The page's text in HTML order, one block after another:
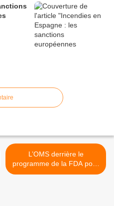
L’OMS derrière le
programme de la FDA pour
éviter tous les futurs essais